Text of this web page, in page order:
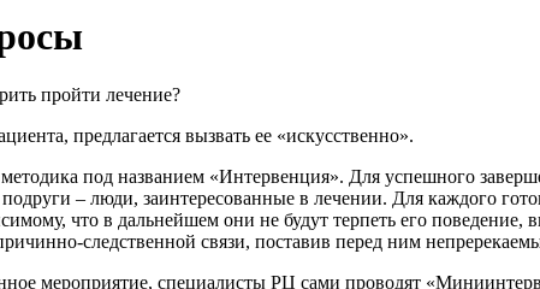
пройти лечение?
предлагается вызвать ее «искусственно».
под названием «Интервенция». Для успешного
– люди, заинтересованные в лечении. Для каждого
что в дальнейшем они не будут терпеть его
следственной связи, поставив перед ним
мероприятие, специалисты РЦ сами проводят